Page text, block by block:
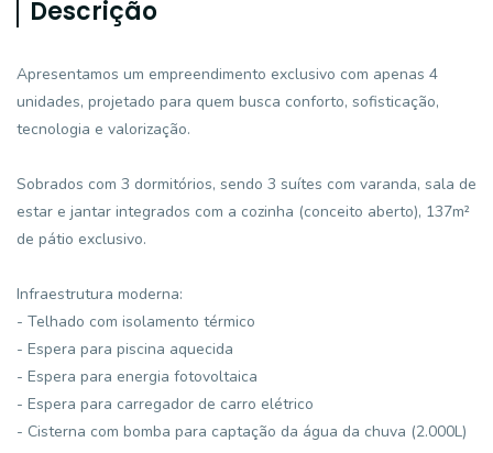
Descrição
Apresentamos um empreendimento exclusivo com apenas 4
unidades, projetado para quem busca conforto, sofisticação,
tecnologia e valorização.
Sobrados com 3 dormitórios, sendo 3 suítes com varanda, sala de
estar e jantar integrados com a cozinha (conceito aberto), 137m²
de pátio exclusivo.
Infraestrutura moderna:
- Telhado com isolamento térmico
- Espera para piscina aquecida
- Espera para energia fotovoltaica
- Espera para carregador de carro elétrico
- Cisterna com bomba para captação da água da chuva (2.000L)